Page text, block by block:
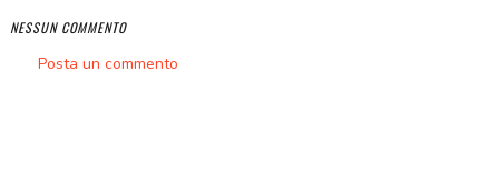
NESSUN COMMENTO
Posta un commento